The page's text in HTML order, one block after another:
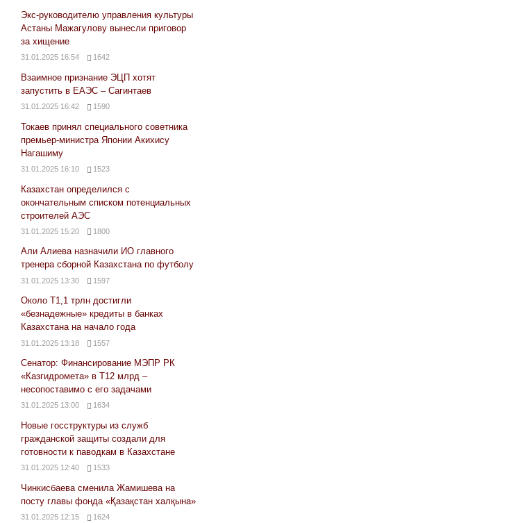
Экс-руководителю управления культуры
Астаны Мажагулову вынесли приговор
за хищение
31.01.2025 16:54 1642
Взаимное признание ЭЦП хотят
запустить в ЕАЭС – Сагинтаев
31.01.2025 16:42 1590
Токаев принял специального советника
премьер-министра Японии Акихису
Нагашиму
31.01.2025 16:10 1523
Казахстан определился с
окончательным списком потенциальных
строителей АЭС
31.01.2025 15:20 1800
Али Алиева назначили ИО главного
тренера сборной Казахстана по футболу
31.01.2025 13:30 1597
Около Т1,1 трлн достигли
«безнадежные» кредиты в банках
Казахстана на начало года
31.01.2025 13:18 1557
Сенатор: Финансирование МЭПР РК
«Казгидромета» в Т12 млрд –
несопоставимо с его задачами
31.01.2025 13:00 1634
Новые госструктуры из служб
гражданской защиты создали для
готовности к паводкам в Казахстане
31.01.2025 12:40 1533
Чинкисбаева сменила Жамишева на
посту главы фонда «Қазақстан халқына»
31.01.2025 12:15 1624